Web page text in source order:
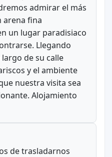
admirar el más
arena fina
un lugar paradisiaco
Llegando
de su calle
y el ambiente
nuestra visita sea
Alojamiento
de trasladarnos